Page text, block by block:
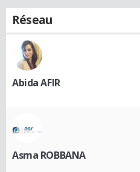
Réseau
Abida AFIR
Asma ROBBANA